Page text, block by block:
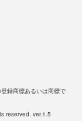
録商標あるいは商標で
reserved. ver.1.5